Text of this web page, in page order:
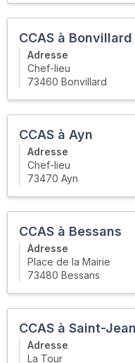
CCAS à Bonvillard
Adresse
Chef-lieu
73460 Bonvillard
CCAS à Ayn
Adresse
Chef-lieu
73470 Ayn
CCAS à Bessans
Adresse
Place de la Mairie
73480 Bessans
CCAS à Saint-
Adresse
La Tour